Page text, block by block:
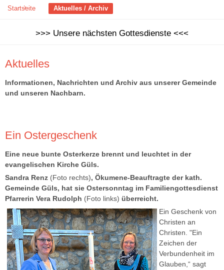
Startseite Aktuelles / Archiv
>>> Unsere nächsten Gottesdienste <<<
Aktuelles
Informationen, Nachrichten und Archiv aus unserer Gemeinde
und unseren Nachbarn.
Ein Ostergeschenk
Eine neue bunte Osterkerze brennt und leuchtet in der
evangelischen Kirche Güls.
Sandra Renz (Foto rechts), Ökumene-Beauftragte der kath.
Gemeinde Güls, hat sie Ostersonntag im Familiengottesdienst
Pfarrerin Vera Rudolph (Foto links) überreicht.
Ein Geschenk von
Christen an
Christen. "Ein
Zeichen der
Verbundenheit im
Glauben,“ sagt